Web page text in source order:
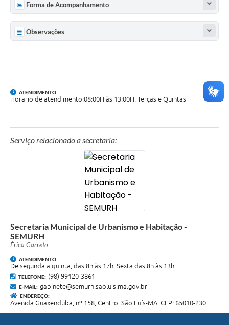
Forma de Acompanhamento
Observações
ATENDIMENTO:
Horario de atendimento:08:00H às 13:00H. Terças e Quintas
Serviço relacionado a secretaria:
Secretaria Municipal de Urbanismo e Habitação -
SEMURH
Érica Garreto
ATENDIMENTO:
De segunda a quinta, das 8h às 17h. Sexta das 8h às 13h.
TELEFONE: (98) 99120-3861
E-MAIL: gabinete@semurh.saoluis.ma.gov.br
ENDEREÇO:
Avenida Guaxenduba, nº 158, Centro, São Luís-MA, CEP: 65010-230